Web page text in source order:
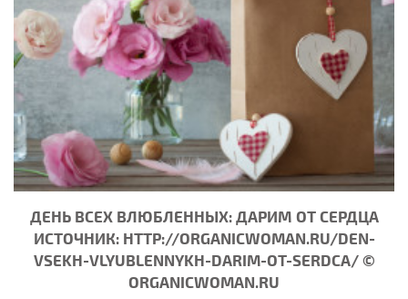
ДЕНЬ ВСЕХ ВЛЮБЛЕННЫХ: ДАРИМ ОТ СЕРДЦА
ИСТОЧНИК: HTTP://ORGANICWOMAN.RU/DEN-
VSEKH-VLYUBLENNYKH-DARIM-OT-SERDCA/ ©
ORGANICWOMAN.RU